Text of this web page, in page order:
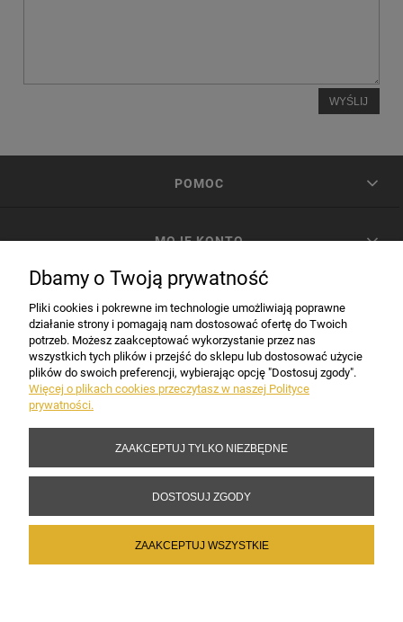
WYŚLIJ
POMOC
MOJE KONTO
INFORMACJE
Copyright 2017-2026 Sakramento.pl
Dbamy o Twoją prywatność
Pliki cookies i pokrewne im technologie umożliwiają poprawne
działanie strony i pomagają nam dostosować ofertę do Twoich
potrzeb. Możesz zaakceptować wykorzystanie przez nas
wszystkich tych plików i przejść do sklepu lub dostosować użycie
plików do swoich preferencji, wybierając opcję "Dostosuj zgody".
Więcej o plikach cookies przeczytasz w naszej Polityce
prywatności.
ZAAKCEPTUJ TYLKO NIEZBĘDNE
DOSTOSUJ ZGODY
ZAAKCEPTUJ WSZYSTKIE